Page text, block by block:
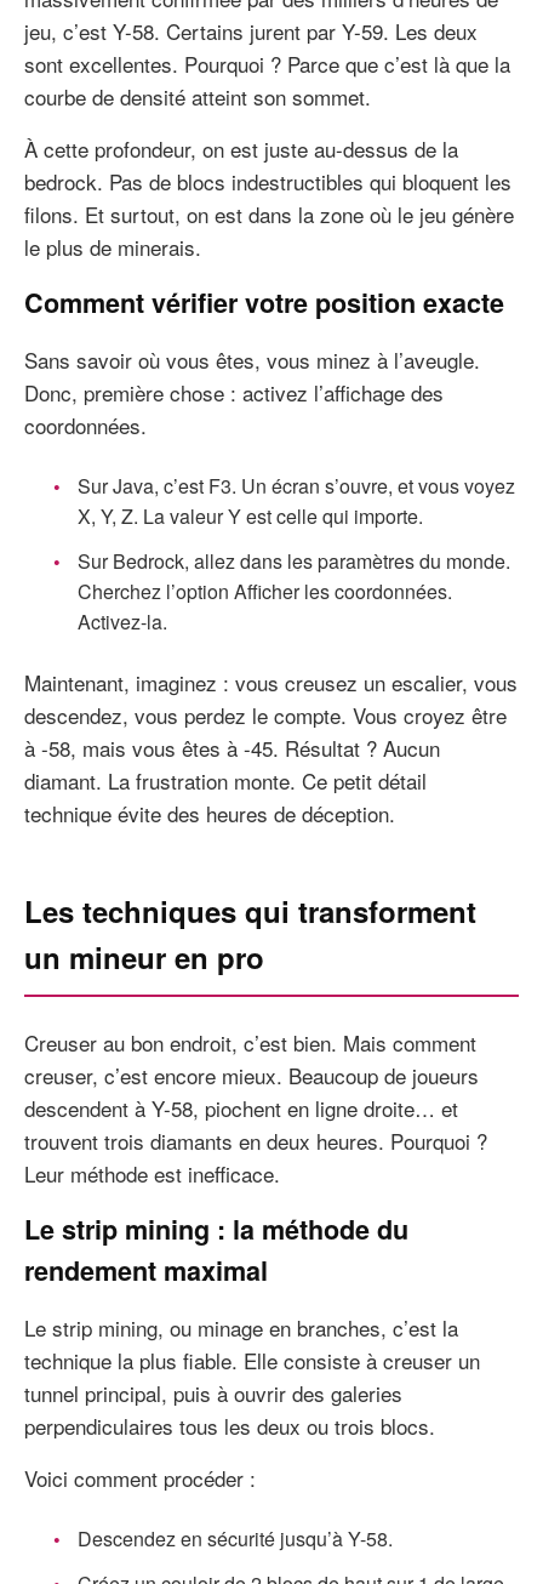
jeu, c’est Y-58. Certains jurent par Y-59. Les deux
sont excellentes. Pourquoi ? Parce que c’est là que la
courbe de densité atteint son sommet.
À cette profondeur, on est juste au-dessus de la
bedrock. Pas de blocs indestructibles qui bloquent les
filons. Et surtout, on est dans la zone où le jeu génère
le plus de minerais.
Comment vérifier votre position exacte
Sans savoir où vous êtes, vous minez à l’aveugle.
Donc, première chose : activez l’affichage des
coordonnées.
Sur Java, c’est F3. Un écran s’ouvre, et vous voyez
X, Y, Z. La valeur Y est celle qui importe.
Sur Bedrock, allez dans les paramètres du monde.
Cherchez l’option Afficher les coordonnées.
Activez-la.
Maintenant, imaginez : vous creusez un escalier, vous
descendez, vous perdez le compte. Vous croyez être
à -58, mais vous êtes à -45. Résultat ? Aucun
diamant. La frustration monte. Ce petit détail
technique évite des heures de déception.
Les techniques qui transforment
un mineur en pro
Creuser au bon endroit, c’est bien. Mais comment
creuser, c’est encore mieux. Beaucoup de joueurs
descendent à Y-58, piochent en ligne droite… et
trouvent trois diamants en deux heures. Pourquoi ?
Leur méthode est inefficace.
Le strip mining : la méthode du
rendement maximal
Le strip mining, ou minage en branches, c’est la
technique la plus fiable. Elle consiste à creuser un
tunnel principal, puis à ouvrir des galeries
perpendiculaires tous les deux ou trois blocs.
Voici comment procéder :
Descendez en sécurité jusqu’à Y-58.